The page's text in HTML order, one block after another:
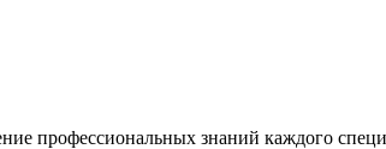
профессиональных знаний каждого